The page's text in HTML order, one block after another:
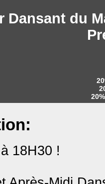
Dansant du
18H30 !